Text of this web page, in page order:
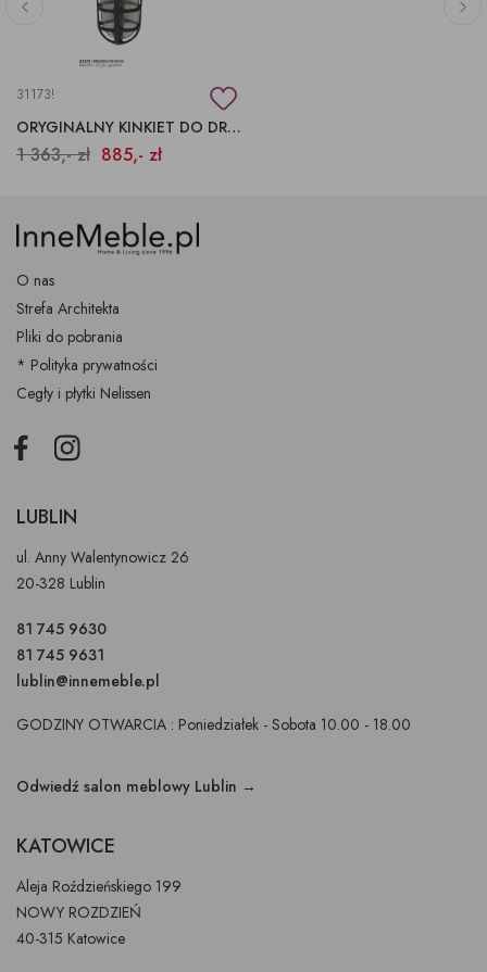
31173!
ORYGINALNY KINKIET DO DRZWI ZEWNĘTRZNYCH
1 363,- zł 885,- zł
O nas
Strefa Architekta
Pliki do pobrania
* Polityka prywatności
Cegły i płytki Nelissen
FacebookInstagram
LUBLIN
ul. Anny Walentynowicz 26
20-328 Lublin
81 745 9630
81 745 9631
lublin@innemeble.pl
GODZINY OTWARCIA : Poniedziałek - Sobota 10.00 - 18.00
Odwiedź salon meblowy Lublin →
KATOWICE
Aleja Roździeńskiego 199
NOWY ROZDZIEŃ
40-315 Katowice